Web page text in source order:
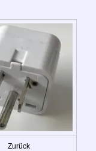
Zurück